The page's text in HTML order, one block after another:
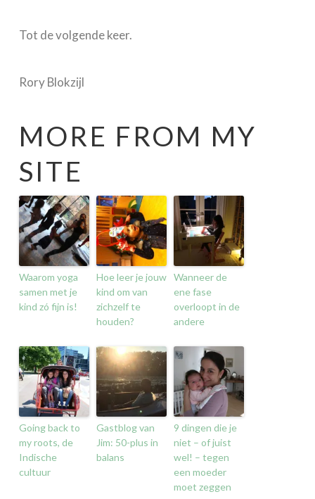
Tot de volgende keer.
Rory Blokzijl
MORE FROM MY
SITE
Waarom yoga
samen met je
kind zó fijn is!
Hoe leer je jouw
kind om van
zichzelf te
houden?
Wanneer de
ene fase
overloopt in de
andere
Going back to
my roots, de
Indische
cultuur
Gastblog van
Jim: 50-plus in
balans
9 dingen die je
niet – of juist
wel! – tegen
een moeder
moet zeggen